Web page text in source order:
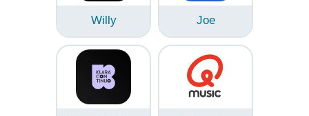
Willy Joe